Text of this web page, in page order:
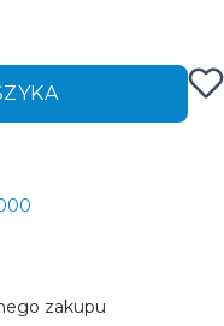
zakupu